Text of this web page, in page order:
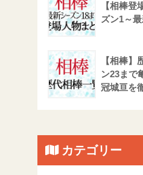
【相棒
ズン1～
【相棒
ン23まで
冠城亘を
カテゴリー